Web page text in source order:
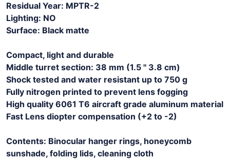
Residual Year: MPTR-2
Lighting: NO
Surface: Black matte
Compact, light and durable
Middle turret section: 38 mm (1.5 '' 3.8 cm)
Shock tested and water resistant up to 750 g
Fully nitrogen printed to prevent lens fogging
High quality 6061 T6 aircraft grade aluminum material
Fast Lens diopter compensation (+2 to -2)
Contents: Binocular hanger rings, honeycomb
sunshade, folding lids, cleaning cloth